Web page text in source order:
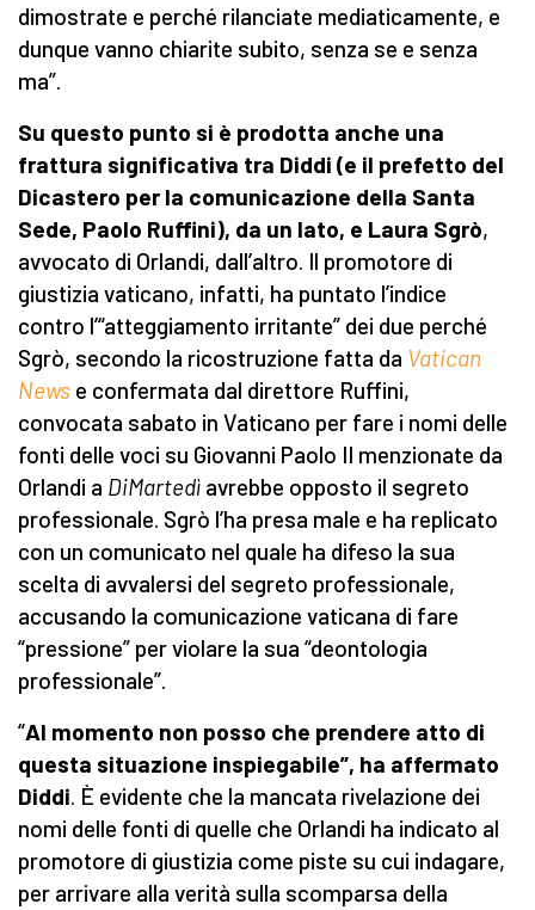
dimostrate e perché rilanciate mediaticamente, e
dunque vanno chiarite subito, senza se e senza
ma”.
Su questo punto si è prodotta anche una
frattura significativa tra Diddi (e il prefetto del
Dicastero per la comunicazione della Santa
Sede, Paolo Ruffini), da un lato, e Laura Sgrò,
avvocato di Orlandi, dall’altro. Il promotore di
giustizia vaticano, infatti, ha puntato l’indice
contro l’“atteggiamento irritante” dei due perché
Sgrò, secondo la ricostruzione fatta da Vatican
News e confermata dal direttore Ruffini,
convocata sabato in Vaticano per fare i nomi delle
fonti delle voci su Giovanni Paolo II menzionate da
Orlandi a DiMartedì avrebbe opposto il segreto
professionale. Sgrò l’ha presa male e ha replicato
con un comunicato nel quale ha difeso la sua
scelta di avvalersi del segreto professionale,
accusando la comunicazione vaticana di fare
“pressione” per violare la sua “deontologia
professionale”.
“Al momento non posso che prendere atto di
questa situazione inspiegabile”, ha affermato
Diddi. È evidente che la mancata rivelazione dei
nomi delle fonti di quelle che Orlandi ha indicato al
promotore di giustizia come piste su cui indagare,
per arrivare alla verità sulla scomparsa della